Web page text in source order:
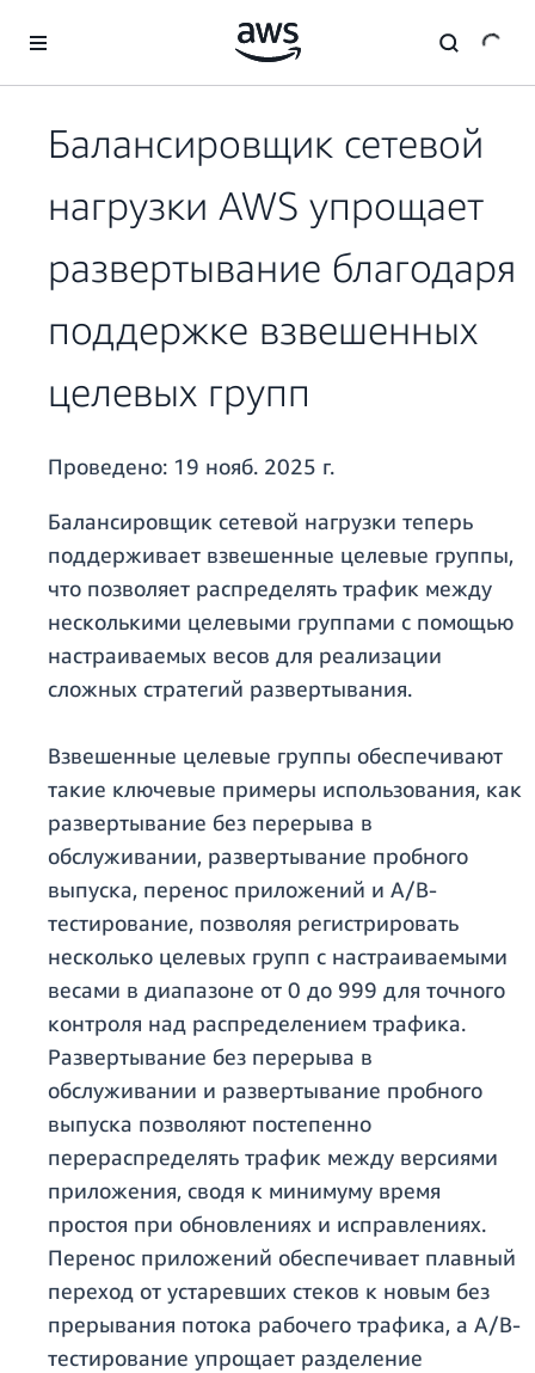
Перейти к главному контенту
Балансировщик сетевой
нагрузки AWS упрощает
развертывание благодаря
поддержке взвешенных
целевых групп
Проведено: 19 нояб. 2025 г.
Балансировщик сетевой нагрузки теперь
поддерживает взвешенные целевые группы,
что позволяет распределять трафик между
несколькими целевыми группами с помощью
настраиваемых весов для реализации
сложных стратегий развертывания.
Взвешенные целевые группы обеспечивают
такие ключевые примеры использования, как
развертывание без перерыва в
обслуживании, развертывание пробного
выпуска, перенос приложений и A/B-
тестирование, позволяя регистрировать
несколько целевых групп с настраиваемыми
весами в диапазоне от 0 до 999 для точного
контроля над распределением трафика.
Развертывание без перерыва в
обслуживании и развертывание пробного
выпуска позволяют постепенно
перераспределять трафик между версиями
приложения, сводя к минимуму время
простоя при обновлениях и исправлениях.
Перенос приложений обеспечивает плавный
переход от устаревших стеков к новым без
прерывания потока рабочего трафика, а A/B-
тестирование упрощает разделение